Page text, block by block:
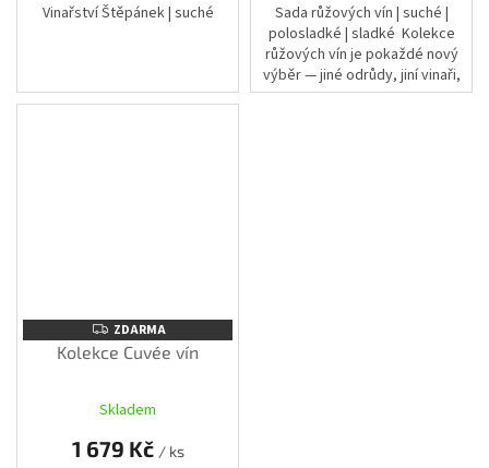
Vinařství Štěpánek | suché
Sada růžových vín | suché |
polosladké | sladké Kolekce
růžových vín je pokaždé nový
výběr — jiné odrůdy, jiní vinaři,
různé cukernatosti. Co zůstává
ZDARMA
ZDARMA
Kolekce Cuvée vín
Skladem
1 679 Kč / ks